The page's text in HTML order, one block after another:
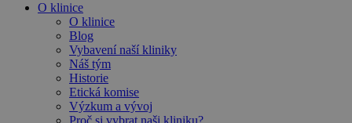
O klinice
O klinice
Blog
Vybavení naší kliniky
Náš tým
Historie
Etická komise
Výzkum a vývoj
Proč si vybrat naši kliniku?